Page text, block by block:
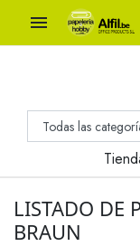

LISTADO DE
BRAUN